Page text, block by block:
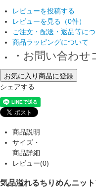
レビューを投稿する
レビューを見る（0件）
ご注文・配送・返品等に
商品ラッピングについて
・お問い合わせ
お気に入り商品に登録
シェアする
商品説明
サイズ・
商品詳細
レビュー(0)
気品溢れるちりめんニッ